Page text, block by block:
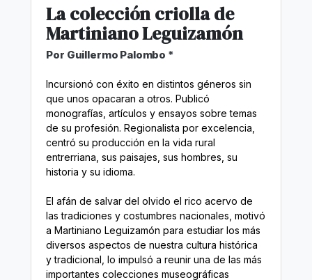
La colección criolla de
Martiniano Leguizamón
Por Guillermo Palombo *
Incursionó con éxito en distintos géneros sin
que unos opacaran a otros. Publicó
monografías, artículos y ensayos sobre temas
de su profesión. Regionalista por excelencia,
centró su producción en la vida rural
entrerriana, sus paisajes, sus hombres, su
historia y su idioma.
El afán de salvar del olvido el rico acervo de
las tradiciones y costumbres nacionales, motivó
a Martiniano Leguizamón para estudiar los más
diversos aspectos de nuestra cultura histórica
y tradicional, lo impulsó a reunir una de las más
importantes colecciones museográficas